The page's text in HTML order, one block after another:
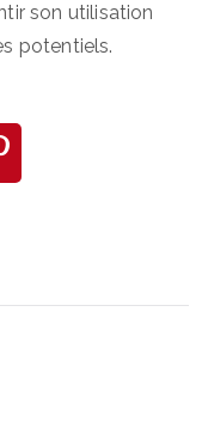
son utilisation
potentiels.